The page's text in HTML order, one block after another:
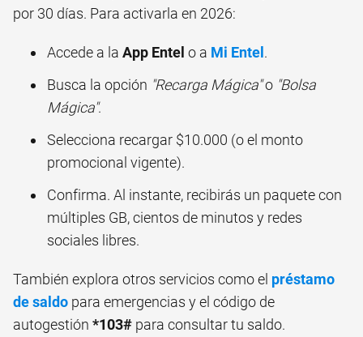
por 30 días. Para activarla en 2026:
Accede a la App Entel o a Mi Entel.
Busca la opción "Recarga Mágica"o "Bolsa
Mágica".
Selecciona recargar $10.000 (o el monto
promocional vigente).
Confirma. Al instante, recibirás un paquete con
múltiples GB, cientos de minutos y redes
sociales libres.
También explora otros servicios como el préstamo
de saldo para emergencias y el código de
autogestión *103# para consultar tu saldo.